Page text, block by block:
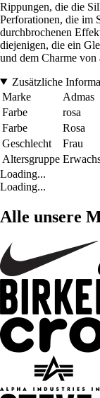
Rippungen, die die
Perforationen, die im
durchbrochenen
diejenigen, die ein
und dem Charme von
Zusätzliche
Marke
Admas
Farbe
rosa
Farbe
Rosa
Geschlecht
Frau
Altersgruppe
Loading...
Loading...
Alle unsere